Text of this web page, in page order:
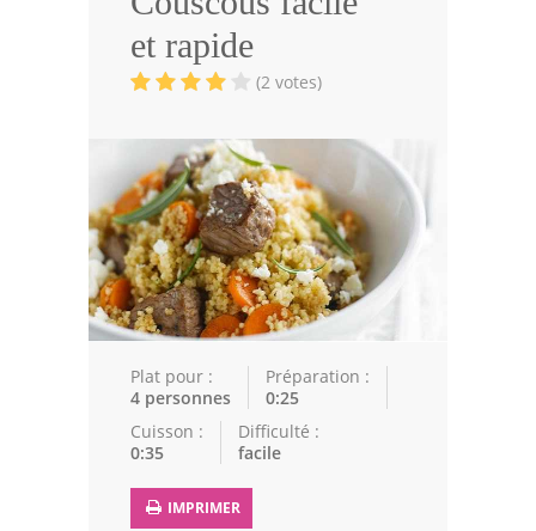
Volailles
Cuisines Orientales
Recettes marocaine
Cuisine Algérienne
Cuisine Tunisienne
Cuisine Juive
Cuisine Libanaise
Astuces de cuisine
et rapide
(2 votes)
Plat pour :
4 personnes
Préparation :
0:25
Cuisson :
0:35
Difficulté :
facile
IMPRIMER